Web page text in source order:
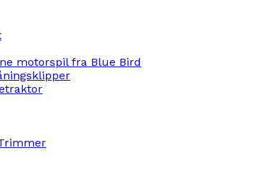
motorspil fra Blue Bird